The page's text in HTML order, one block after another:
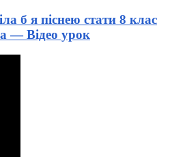
б я піснею стати 8 клас
— Відео урок